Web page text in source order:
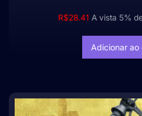
R$28.41 A vista 5%
Adicionar ao